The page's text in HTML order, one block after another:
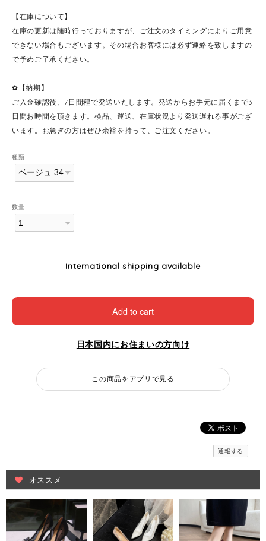
【在庫について】
在庫の更新は随時行っておりますが、ご注文のタイミングによりご用意
できない場合もございます。その場合お客様には必ず連絡を致しますの
で予めご了承ください。
✿【納期】
ご入金確認後、7日間程で発送いたします。発送からお手元に届くまで3
日間お時間を頂きます。検品、運送、在庫状況より発送遅れる事がござ
います。お急ぎの方はぜひ余裕を持って、ご注文ください。
種類
数量
International shipping available
Add to cart
日本国内にお住まいの方向け
この商品をアプリで見る
通報する
オススメ